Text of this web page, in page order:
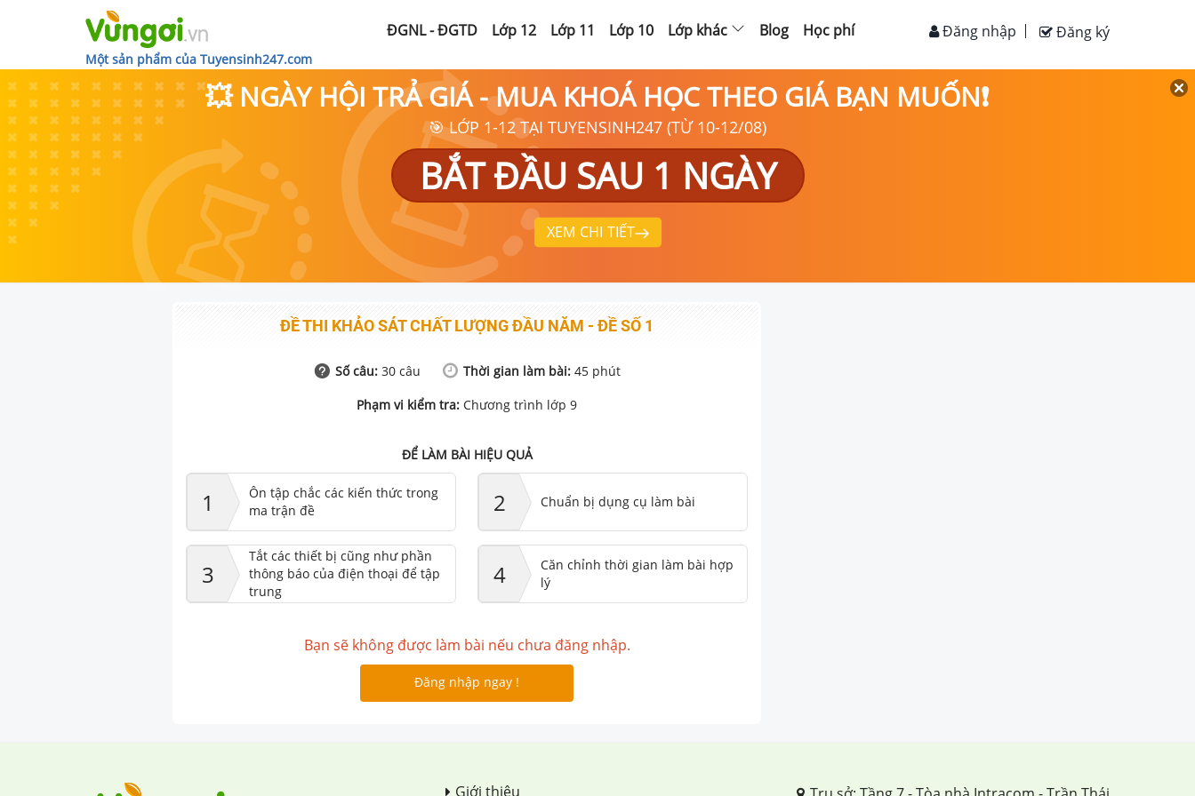
Một sản phẩm của Tuyensinh247.com
ĐGNL - ĐGTD Lớp 12 Lớp 11 Lớp 10 Lớp khác Blog Học phí Đăng ký
Đăng nhập
💥 NGÀY HỘI TRẢ GIÁ - MUA KHOÁ HỌC THEO GIÁ BẠN MUỐN❗
🎯 LỚP 1-12 TẠI TUYENSINH247 (TỪ 10-12/08)
BẮT ĐẦU SAU 1 NGÀY
XEM CHI TIẾT
ĐỀ THI KHẢO SÁT CHẤT LƯỢNG ĐẦU NĂM - ĐỀ SỐ 1
Số câu: 30câu Thời gian làm bài: 45phút
Phạm vi kiểm tra: Chương trình lớp 9
ĐỂ LÀM BÀI HIỆU QUẢ
1
Ôn tập chắc các kiến thức trong
ma trận đề
2 Chuẩn bị dụng cụ làm bài
3
Tắt các thiết bị cũng như phần
thông báo của điện thoại để tập
trung
4
Căn chỉnh thời gian làm bài hợp
lý
Bạn sẽ không được làm bài nếu chưa đăng nhập.
Đăng nhập ngay !
Giới thiệu